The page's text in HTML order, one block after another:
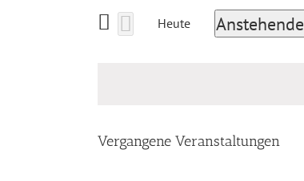
und
Ansichten,
Suche
nach
Heute
Anstehende
Datum
Vergangene Veranstaltungen